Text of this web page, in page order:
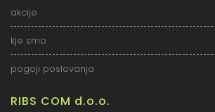
akcije
kje smo
pogoji poslovanja
RIBS COM d.o.o.